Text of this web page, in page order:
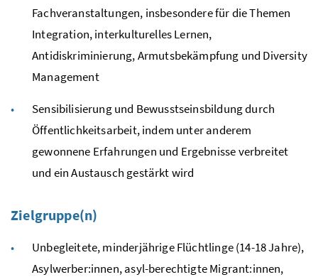
Fachveranstaltungen, insbesondere für die Themen
Integration, interkulturelles Lernen,
Antidiskriminierung, Armutsbekämpfung und Diversity
Management
Sensibilisierung und Bewusstseinsbildung durch
Öffentlichkeitsarbeit, indem unter anderem
gewonnene Erfahrungen und Ergebnisse verbreitet
und ein Austausch gestärkt wird
Zielgruppe(n)
Unbegleitete, minderjährige Flüchtlinge (14-18 Jahre),
Asylwerber:innen, asyl-berechtigte Migrant:innen,